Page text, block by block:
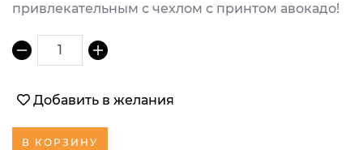
привлекательным с чехлом с принтом авокадо!
1
Добавить в желания
В КОРЗИНУ